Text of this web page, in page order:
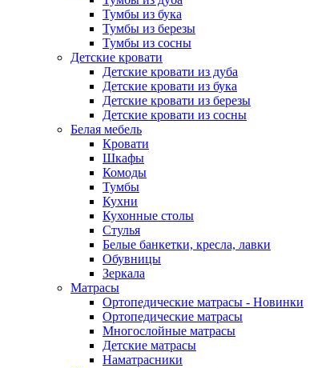
Тумбы из бука
Тумбы из березы
Тумбы из сосны
Детские кровати
Детские кровати из дуба
Детские кровати из бука
Детские кровати из березы
Детские кровати из сосны
Белая мебель
Кровати
Шкафы
Комоды
Тумбы
Кухни
Кухонные столы
Стулья
Белые банкетки, кресла, лавки
Обувницы
Зеркала
Матрасы
Ортопедические матрасы - Новинки
Ортопедические матрасы
Многослойные матрасы
Детские матрасы
Наматрасники